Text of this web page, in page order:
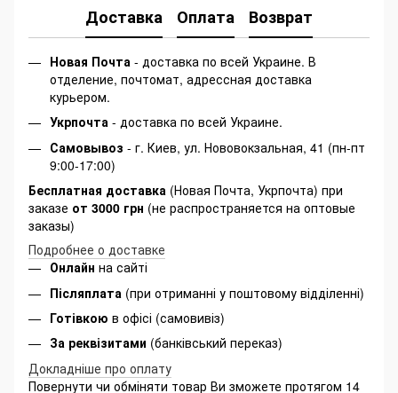
Доставка Оплата Возврат
Новая Почта - доставка по всей Украине. В
отделение, почтомат, адрессная доставка
курьером.
Укрпочта - доставка по всей Украине.
Самовывоз - г. Киев, ул. Нововокзальная, 41 (пн-пт
9:00-17:00)
Бесплатная доставка (Новая Почта, Укрпочта) при
заказе от 3000 грн (не распространяется на оптовые
заказы)
Подробнее о доставке
Онлайн на сайті
Післяплата (при отриманні у поштовому відділенні)
Готівкою в офісі (самовивіз)
За реквізитами (банківський переказ)
Докладніше про оплату
Повернути чи обміняти товар Ви зможете протягом 14